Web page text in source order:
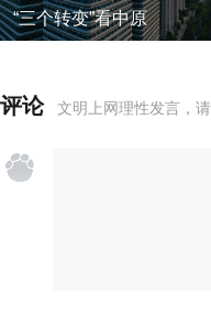
“三个转变”看中原
评论 文明上网理性发言，